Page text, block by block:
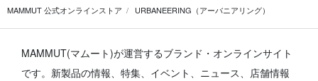
MAMMUT 公式オンラインストア URBANEERING（アーバニアリング）
MAMMUT(マムート)が運営するブランド・オンラインサイト
です。 新製品の情報、特集、イベント、ニュース、店舗情報